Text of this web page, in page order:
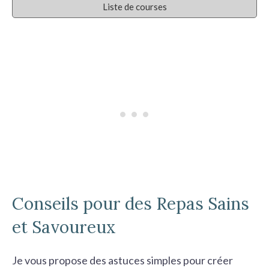
Liste de courses
Conseils pour des Repas Sains
et Savoureux
Je vous propose des astuces simples pour créer